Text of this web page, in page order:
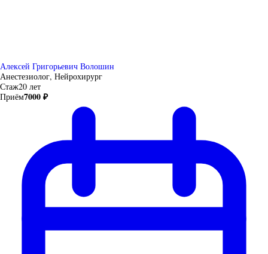
Алексей Григорьевич Волошин
Анестезиолог, Нейрохирург
Стаж20 лет
Приём7000 ₽